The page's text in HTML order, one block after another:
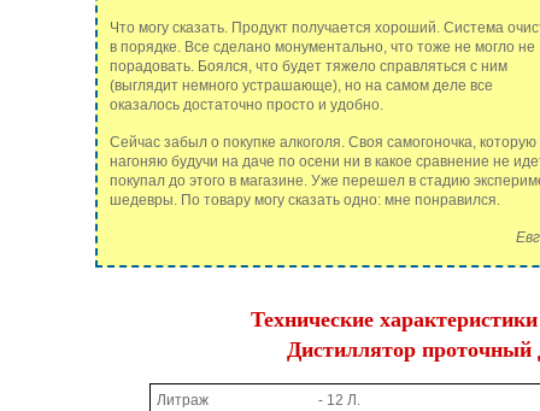
Что могу сказать. Продукт получается хороший. Система
в порядке. Все сделано монументально, что тоже не могло не
порадовать. Боялся, что будет тяжело справляться с ним
(выглядит немного устрашающе), но на самом деле все
оказалось достаточно просто и удобно.
Сейчас забыл о покупке алкоголя. Своя самогоночка, которую
нагоняю будучи на даче по осени ни в какое сравнение не
покупал до этого в магазине. Уже перешел в стадию
шедевры. По товару могу сказать одно: мне понравился.
Технические
Дистиллятор
Литраж
- 12 Л.